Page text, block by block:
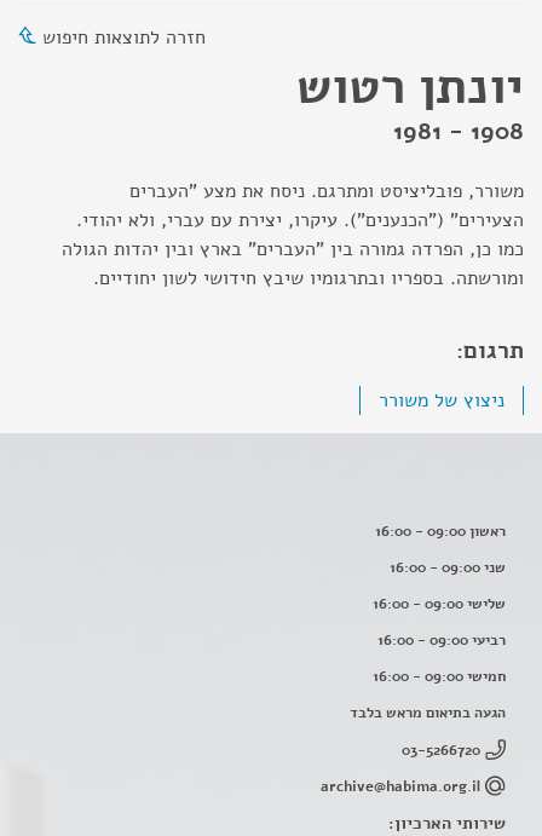
חזרה לתוצאות חיפוש
יונתן רטוש
1908 - 1981
משורר, פובליציסט ומתרגם. ניסח את מצע "העברים
הצעירים" ("הכנענים"). עיקרו, יצירת עם עברי, ולא יהודי.
כמו כן, הפרדה גמורה בין "העברים" בארץ ובין יהדות הגולה
ומורשתה. בספריו ובתרגומיו שיבץ חידושי לשון יחודיים.
תרגום:
ניצוץ של משורר
ראשון 09:00 - 16:00
שני 09:00 - 16:00
שלישי 09:00 - 16:00
רביעי 09:00 - 16:00
חמישי 09:00 - 16:00
הגעה בתיאום מראש בלבד
03-5266720
archive@habima.org.il
שירותי הארכיון: